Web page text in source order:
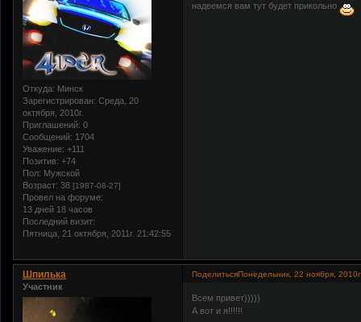
Откуда: Минск
Зарегистрирован: Среда, 20
октября, 2010г.
Приглашений: 0
Сообщений: 1704
Уважение: +111
Позитив: +74
Пол: Мужской
Возраст: 38 [1987-08-27]
Провел на форуме:
13 дней 18 часов
Последний визит:
Пятница, 21 октября, 2011г. 21:42:55
надеемся вам тут будет прикольно
ПоделитьсяПонедельник, 22 ноября,
Шпилька
Участник
Всем привет)))))
А вот и я!!!!!!